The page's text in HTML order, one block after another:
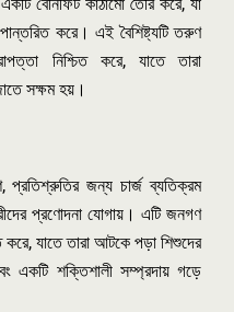
করে। এই বৈশিষ্ট্যটি তরুণ
নিশ্চিত করে, যাতে তারা
সক্ষম হয়।
প্রতিশ্রুতির জন্য চার্জ ব্যতিক্রম
প্রণোদনা যোগায়। এটি জনগণ
যাতে তারা আটকে পড়া শিশুদের
একটি শক্তিশালী সম্প্রদায় গড়ে